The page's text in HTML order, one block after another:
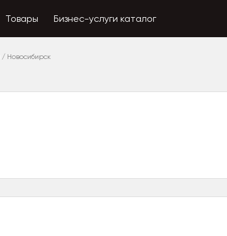
Товары Бизнес-услуги каталог
/ Новосибирск